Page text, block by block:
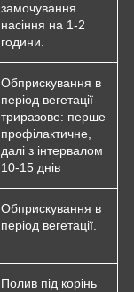
замочування
насіння на 1-2
години.
Обприскування в
період вегетації
триразове: перше
профілактичне,
далі з інтервалом
10-15 днів
Обприскування в
період вегетації.
Полив під корінь